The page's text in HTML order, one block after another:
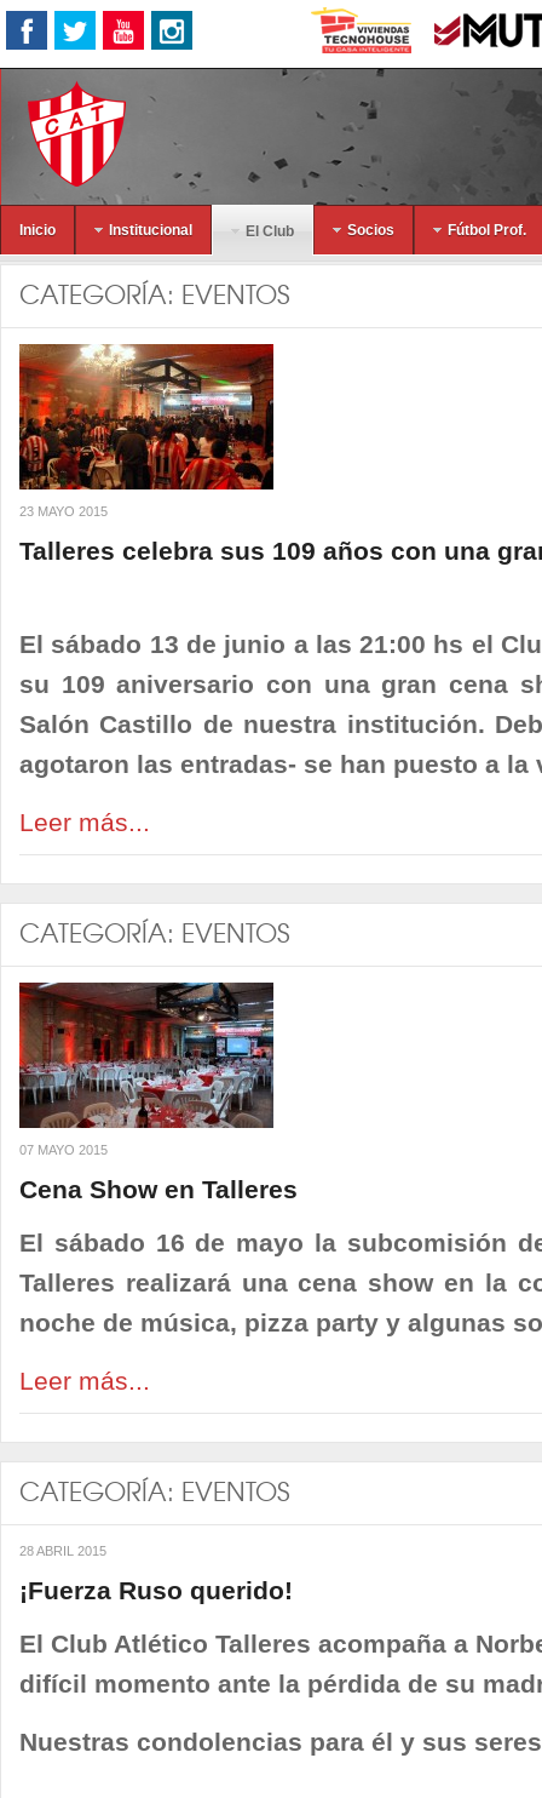
Inicio Institucional El Club Socios Fútbol Prof.
CATEGORÍA: EVENTOS
23 MAYO 2015
Talleres celebra sus 109 años con una
El sábado 13 de junio a las 21:00 hs el
su 109 aniversario con una gran cena
Salón Castillo de nuestra institución.
agotaron las entradas- se han puesto a la
Leer más...
CATEGORÍA: EVENTOS
07 MAYO 2015
Cena Show en Talleres
El sábado 16 de mayo la subcomisión
Talleres realizará una cena show en la
noche de música, pizza party y algunas
Leer más...
CATEGORÍA: EVENTOS
28 ABRIL 2015
¡Fuerza Ruso querido!
El Club Atlético Talleres acompaña a
difícil momento ante la pérdida de su
Nuestras condolencias para él y sus